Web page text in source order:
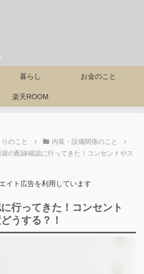
暮らし お金のこと
楽天ROOM
のこと
内装・設備関係のこと
築の配線確認に行ってきた！コンセントやス
イト広告を利用しています
行ってきた！コンセント
うする？！